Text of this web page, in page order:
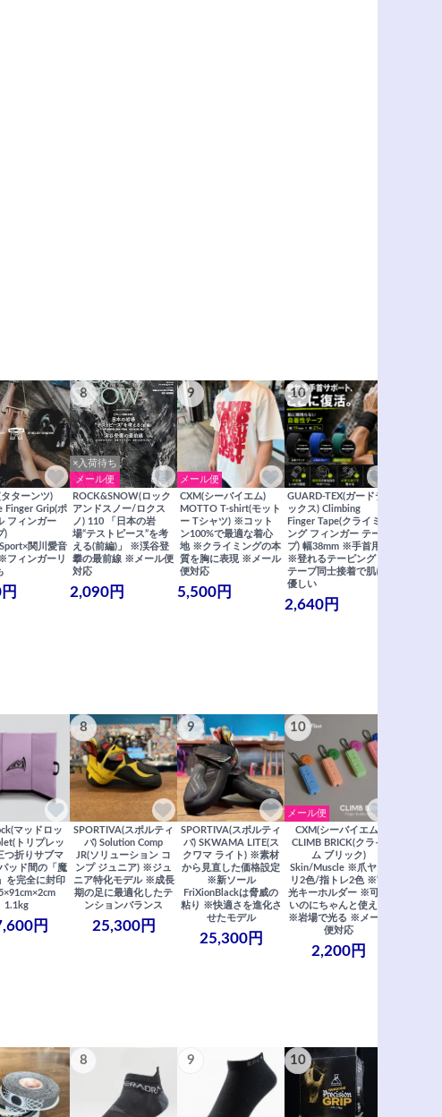
ターンツ)
Finger Grip(ポ
フィンガー
)
関川愛音
フィンガーリ
8
×入荷待ち
メール便
ROCK&SNOW(ロック
アンドスノー/ロクス
ノ) 110 「日本の岩
場“テストピース”を考
える(前編)」 ※渓谷登
攀の最前線 ※メール便
対応
2,090円
9
メール便
CXM(シーバイエム)
MOTTO T-shirt(モット
ー Tシャツ) ※コット
ン100%で最適な着心
地 ※クライミングの本
質を胸に表現 ※メール
便対応
5,500円
10
GUARD-TEX(ガードテ
ックス) Climbing
Finger Tape(クライミ
ング フィンガー テー
プ) 幅38mm ※手首用
※登れるテーピング ※
テープ同士接着で肌に
優しい
2,640円
マッドロッ
トリプレッ
つ折りサブマ
ッド間の「魔
を完全に封印
1.1kg
円
8
SPORTIVA(スポルティ
バ) Solution Comp
JR(ソリューション コ
ンプ ジュニア) ※ジュ
ニア特化モデル ※成長
期の足に最適化したテ
ンションバランス
25,300円
9
SPORTIVA(スポルティ
バ) SKWAMA LITE(ス
クワマ ライト) ※素材
から見直した価格設定
※新ソール
FriXionBlackは脅威の
粘り ※快適さを進化さ
せたモデル
25,300円
10
メール便
CXM(シーバイエム)
CLIMB BRICK(クライ
ム ブリック)
Skin/Muscle ※爪ヤス
リ2色/指トレ2色 ※蓄
光キーホルダー ※可愛
いのにちゃんと使える
※岩場で光る ※メール
便対応
2,200円
8 9 10